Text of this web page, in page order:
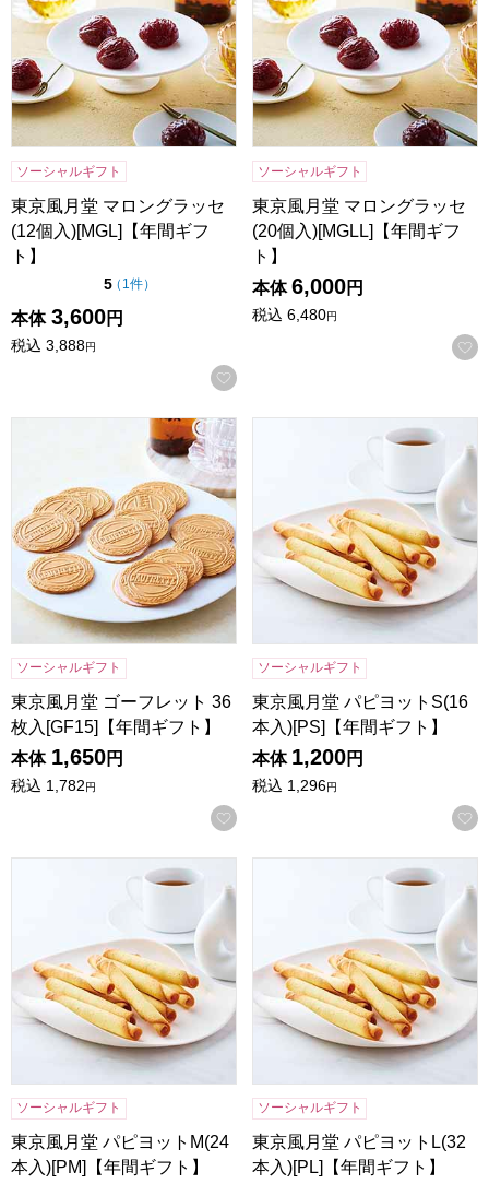
ソーシャルギフト
東京風月堂 マロングラッセ
(12個入)[MGL]【年間ギフ
ト】
5点（5点満点中）
（ 1件の評価
）
本体 3,600円
税込 3,888円
お気に入りに登録する
ソーシャルギフト
東京風月堂 マロングラッセ
(20個入)[MGLL]【年間ギフ
ト】
本体 6,000円
税込 6,480円
東京風月堂 ゴーフレット 36枚入[GF15]【年間ギフト】
ソーシャルギフト
東京風月堂 ゴーフレット 36
枚入[GF15]【年間ギフト】
本体 1,650円
税込 1,782円
お気に入りに登録する
東京風月堂 パピヨットS(16
ソーシャルギフト
東京風月堂 パピヨットS(16
本入)[PS]【年間ギフト】
本体 1,200円
税込 1,296円
東京風月堂 パピヨットM(24本入)[PM]【年間ギフト】
ソーシャルギフト
東京風月堂 パピヨットM(24
本入)[PM]【年間ギフト】
東京風月堂 パピヨットL(32
ソーシャルギフト
東京風月堂 パピヨットL(32
本入)[PL]【年間ギフト】